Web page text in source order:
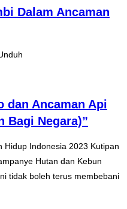
Dalam Ancaman
dan Ancaman Api
Bagi Negara)”
Hidup Indonesia 2023 Kutipan
Hutan dan Kebun
tidak boleh terus membebani